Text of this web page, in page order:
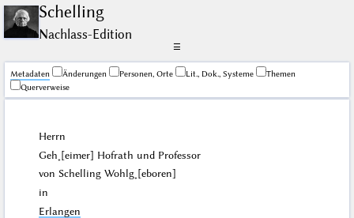
Schelling
Nachlass-Edition
☰
Me­ta­da­ten Änderungen Personen, Orte Lit., Dok., Systeme
Themen
Querverweise
Herrn
Geh˖[eimer] Hofrath und Professor
von Schelling Wohlg˖[eboren]
in
Erlangen